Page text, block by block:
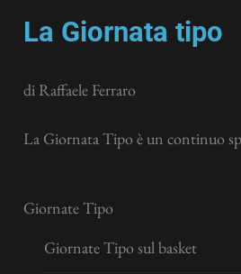
La Giornata tipo
di Raffaele Ferraro
La Giornata Tipo è un continuo
Giornate Tipo
Giornate Tipo sul basket